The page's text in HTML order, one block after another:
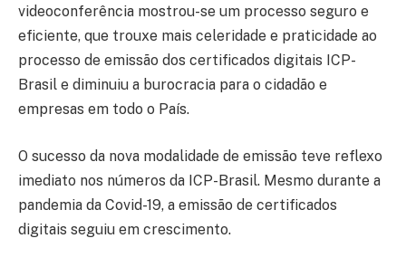
videoconferência mostrou-se um processo seguro e
eficiente, que trouxe mais celeridade e praticidade ao
processo de emissão dos certificados digitais ICP-
Brasil e diminuiu a burocracia para o cidadão e
empresas em todo o País.
O sucesso da nova modalidade de emissão teve reflexo
imediato nos números da ICP-Brasil. Mesmo durante a
pandemia da Covid-19, a emissão de certificados
digitais seguiu em crescimento.